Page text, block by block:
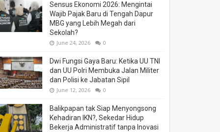
Sensus Ekonomi 2026: Mengintai
Wajib Pajak Baru di Tengah Dapur
MBG yang Lebih Megah dari
Sekolah?
June 24, 2026 0
Dwi Fungsi Gaya Baru: Ketika UU TNI
dan UU Polri Membuka Jalan Militer
dan Polisi ke Jabatan Sipil
June 12, 2026 0
Balikpapan tak Siap Menyongsong
Kehadiran IKN?, Sekedar Hidup
Bekerja Administratif tanpa Inovasi